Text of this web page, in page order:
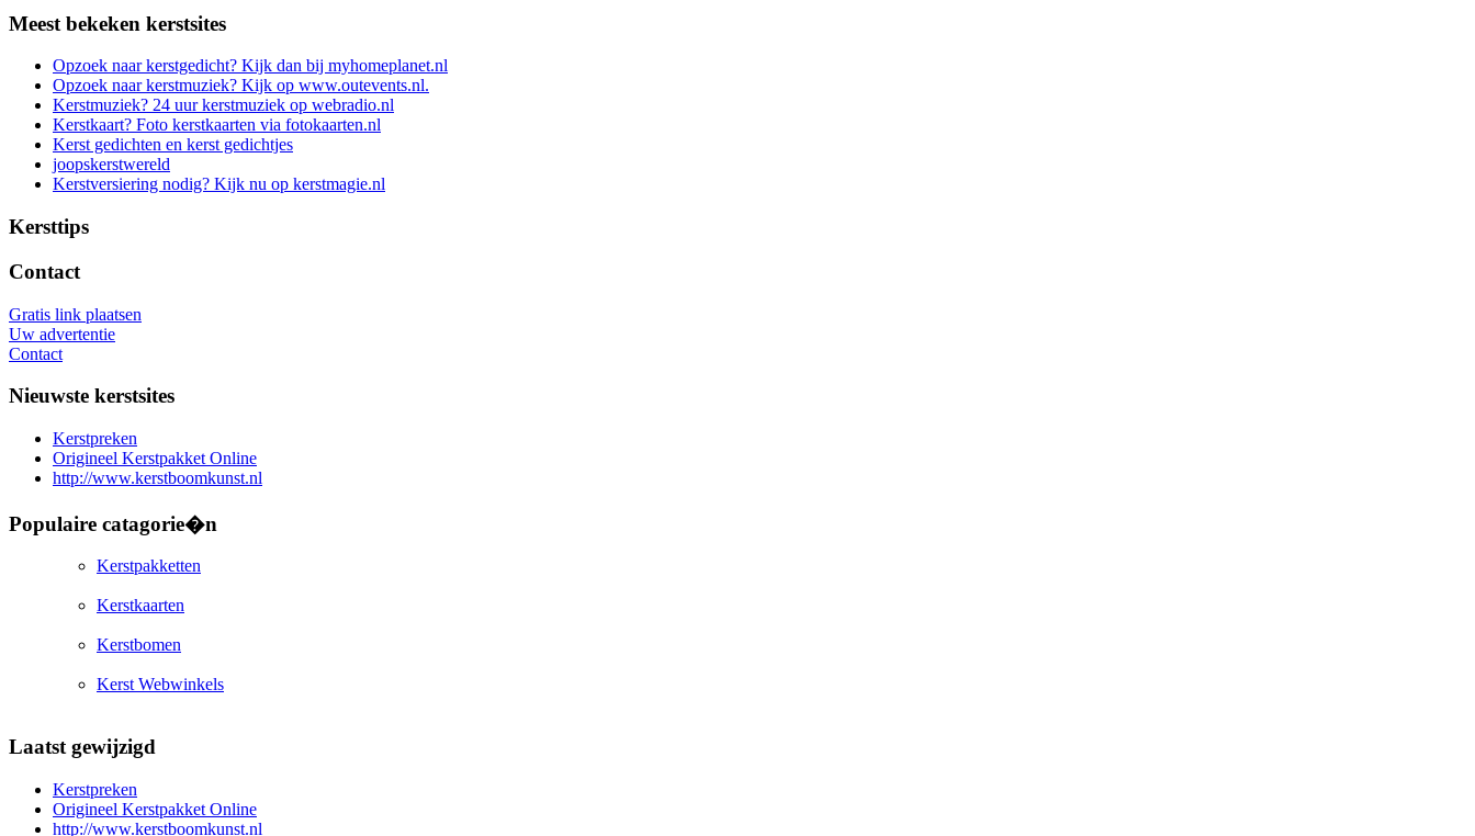
Meest bekeken kerstsites
Opzoek naar kerstgedicht? Kijk dan bij myhomeplanet.nl
Opzoek naar kerstmuziek? Kijk op www.outevents.nl.
Kerstmuziek? 24 uur kerstmuziek op webradio.nl
Kerstkaart? Foto kerstkaarten via fotokaarten.nl
Kerst gedichten en kerst gedichtjes
joopskerstwereld
Kerstversiering nodig? Kijk nu op kerstmagie.nl
Kersttips
Contact
Gratis link plaatsen
Uw advertentie
Contact
Nieuwste kerstsites
Kerstpreken
Origineel Kerstpakket Online
http://www.kerstboomkunst.nl
Populaire catagorie�n
Kerstpakketten
Kerstkaarten
Kerstbomen
Kerst Webwinkels
Laatst gewijzigd
Kerstpreken
Origineel Kerstpakket Online
http://www.kerstboomkunst.nl